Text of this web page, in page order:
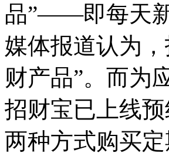
品”——即每天
媒体报道认为
财产品”。而为
招财宝已上线
两种方式购买